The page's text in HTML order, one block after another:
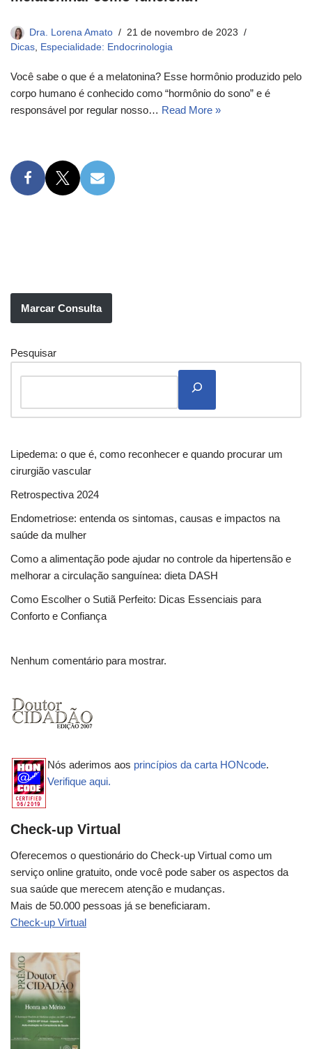
Dra. Lorena Amato
21 de novembro de 2023
Dicas
Especialidade: Endocrinologia
Você sabe o que é a melatonina? Esse hormônio produzido pelo
corpo humano é conhecido como “hormônio do sono” e é
responsável por regular nosso… Read More »
Marcar Consulta
Pesquisar
Lipedema: o que é, como reconhecer e quando procurar um
cirurgião vascular
Retrospectiva 2024
Endometriose: entenda os sintomas, causas e impactos na
saúde da mulher
Como a alimentação pode ajudar no controle da hipertensão e
melhorar a circulação sanguínea: dieta DASH
Como Escolher o Sutiã Perfeito: Dicas Essenciais para
Conforto e Confiança
Nenhum comentário para mostrar.
Nós aderimos aos princípios da carta HONcode.
Verifique aqui.
Check-up Virtual
Oferecemos o questionário do Check-up Virtual como um
serviço online gratuito, onde você pode saber os aspectos da
sua saúde que merecem atenção e mudanças.
Mais de 50.000 pessoas já se beneficiaram.
Check-up Virtual